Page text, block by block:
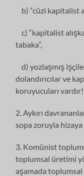
b) “cüzi kapitalist
c) “kapitalist
tabaka”,
d) yozlaşmış
dolandırıcılar ve
koruyucuları vardır!
2. Aykırı
sopa zoruyla
3. Komünist
toplumsal üretimi
aşamada